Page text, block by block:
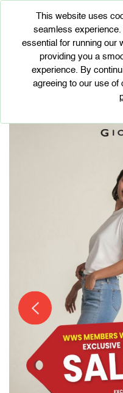
This website uses
seamless
essential for running our
providing you a
experience. By
agreeing to our use of
WWS